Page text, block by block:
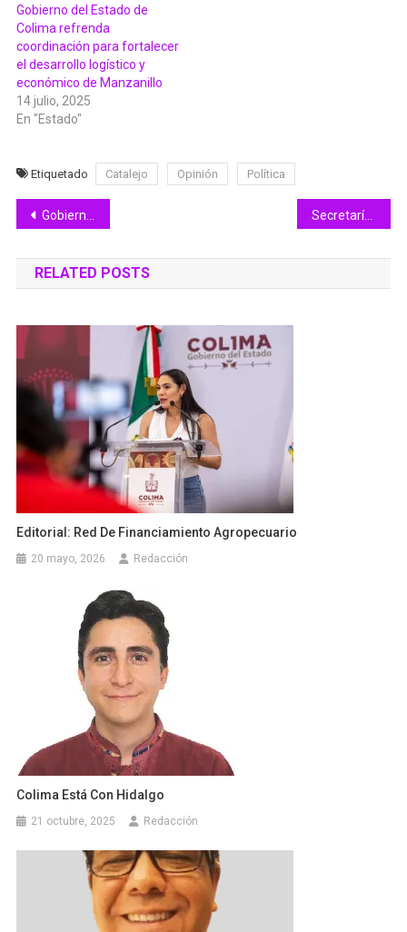
Gobierno del Estado de
Colima refrenda
coordinación para fortalecer
el desarrollo logístico y
económico de Manzanillo
14 julio, 2025
En "Estado"
Etiquetado Catalejo Opinión Política
Navegación
de
entradas
Gobierno de Colima participa en la Feria Internacional de Cruceros Secretaría de Educación promueve unidad, igualdad y valores en la niñez y juventud colimense
RELATED POSTS
Editorial: Red De Financiamiento Agropecuario
20 mayo, 2026 Redacción
Colima Está Con Hidalgo
21 octubre, 2025 Redacción